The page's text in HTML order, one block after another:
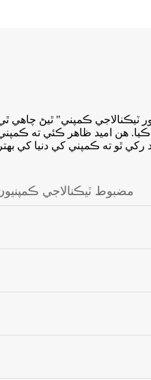
ٽيڪنالاجي ڪمپني" ٿيڻ
هن اميد ظاهر ڪئي ته
مضبوط ٽيڪنالاجي